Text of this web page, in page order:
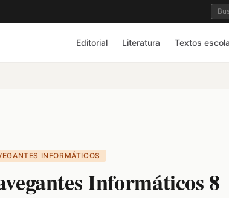
Editorial Literatura Textos
INFORMÁTICOS
Informáticos 8